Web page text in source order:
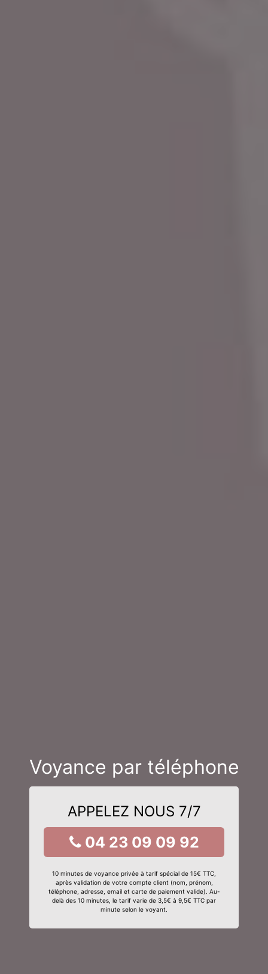
Voyance par téléphone
APPELEZ NOUS 7/7
04 23 09 09 92
10 minutes de voyance privée à tarif spécial de 15€ TTC,
après validation de votre compte client (nom, prénom,
téléphone, adresse, email et carte de paiement valide). Au-
delà des 10 minutes, le tarif varie de 3,5€ à 9,5€ TTC par
minute selon le voyant.